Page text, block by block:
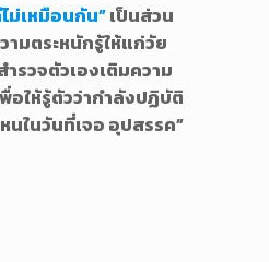
ม่เหมือนกัน”เป็นส่วน
ามตระหนักรู้ให้แก่วัย
รวจตัวเองเติมความ
อให้รู้ตัวว่ากำลังปฏิบัติ
นในวันที่เจอ อุปสรรค”